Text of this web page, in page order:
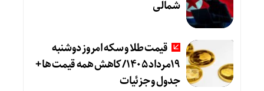
شمالی
قیمت طلا و سکه امروز دوشنبه
19مرداد 1405/ کاهش همه قیمت ها +
جدول و جزئیات